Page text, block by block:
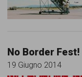
No Border Fest!
19 Giugno 2014